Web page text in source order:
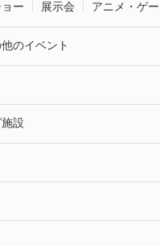
ー 展示会 アニメ・ゲー
のイベント
設